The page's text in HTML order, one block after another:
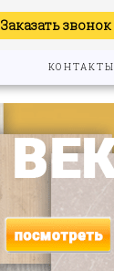
Заказать звонок